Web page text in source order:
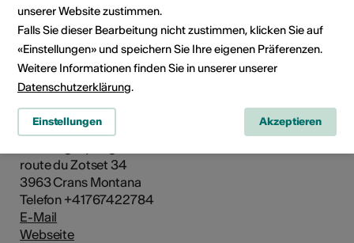
Institution / Organisation
Vision Art Festival
Festival d'art Urbain en altitude
route du Zotset 34
3963 Crans Montana
Telefon +41767422784
E-Mail
Webseite
unserer Website zustimmen.
Falls Sie dieser Bearbeitung nicht zustimmen, klicken Sie auf
«Einstellungen» und speichern Sie Ihre eigenen Präferenzen.
Weitere Informationen finden Sie in unserer unserer
Datenschutzerklärung.
Einstellungen Akzeptieren